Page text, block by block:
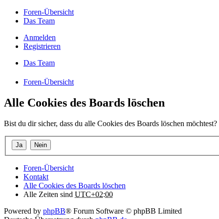
Foren-Übersicht
Das Team
Anmelden
Registrieren
Das Team
Foren-Übersicht
Alle Cookies des Boards löschen
Bist du dir sicher, dass du alle Cookies des Boards löschen möchtest?
Foren-Übersicht
Kontakt
Alle Cookies des Boards löschen
Alle Zeiten sind UTC+02:00
Powered by phpBB® Forum Software © phpBB Limited